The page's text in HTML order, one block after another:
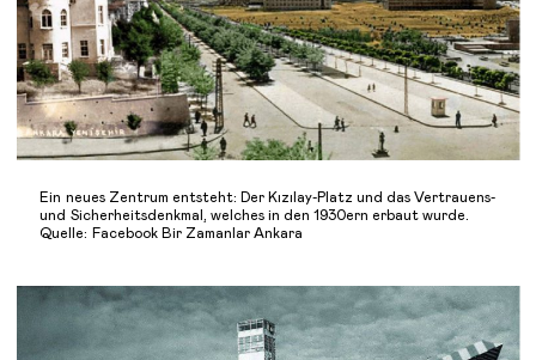
Ein neues Zentrum entsteht: Der Kızılay-Platz und das Vertrauens-
und Sicherheitsdenkmal, welches in den 1930ern erbaut wurde.
Quelle: Facebook Bir Zamanlar Ankara